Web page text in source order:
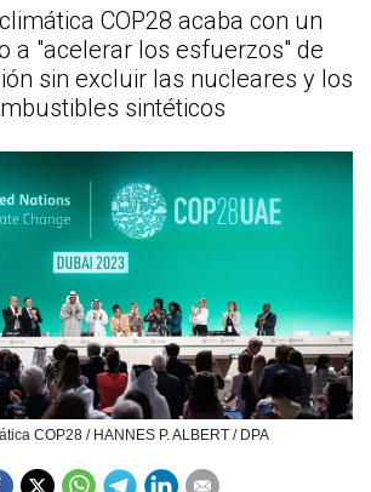
COP28 acaba con un
a "acelerar los esfuerzos" de
sin excluir las nucleares y los
sintéticos
COP28 / HANNES P. ALBERT / DPA